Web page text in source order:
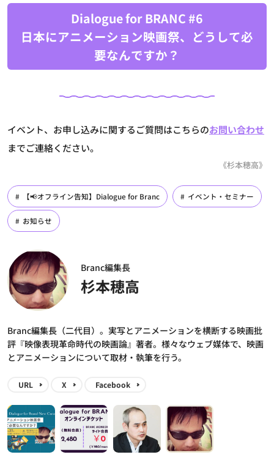
Dialogue for BRANC #6
日本にアニメーション映画祭、どうして必
要なんですか？
イベント、お申し込みに関するご質問はこちらのお問い合わせ
までご連絡ください。
《杉本穂高》
【📢オフライン告知】Dialogue for Branc イベント・セミナー
お知らせ
Branc編集長
杉本穂高
Branc編集長（二代目）。実写とアニメーションを横断する映画批
評『映像表現革命時代の映画論』著者。様々なウェブ媒体で、映画
とアニメーションについて取材・執筆を行う。
URL X Facebook